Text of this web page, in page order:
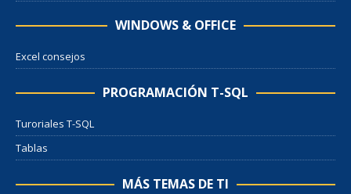
WINDOWS & OFFICE
Excel consejos
PROGRAMACIÓN T-SQL
Turoriales T-SQL
Tablas
MÁS TEMAS DE TI